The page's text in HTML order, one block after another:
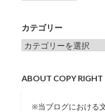
カテゴリー
カテゴリー
ABOUT COPY RIGHT
※当ブログにおける